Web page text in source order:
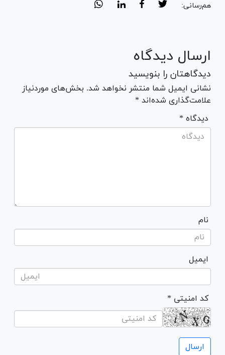
هم‌رسانی:
ارسال دیدگاه
دیدگاهتان را بنویسید
نشانی ایمیل شما منتشر نخواهد شد. بخش‌های موردنیاز
علامت‌گذاری شده‌اند *
* دیدگاه
نام
ایمیل
* کد امنیتی